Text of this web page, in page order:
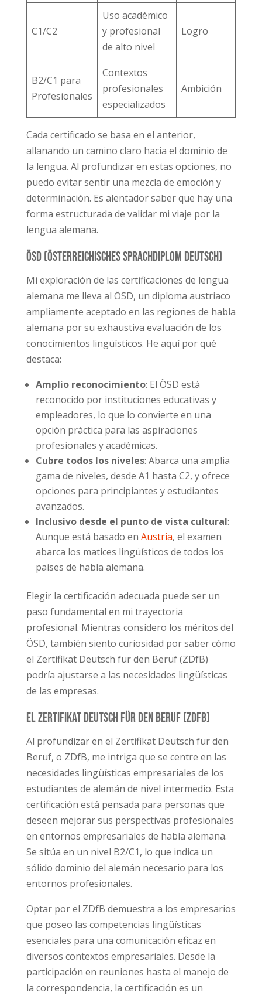
C1/C2
Uso académico
y profesional
de alto nivel
Logro
B2/C1 para
Profesionales
Contextos
profesionales
especializados
Ambición
Cada certificado se basa en el anterior,
allanando un camino claro hacia el dominio de
la lengua. Al profundizar en estas opciones, no
puedo evitar sentir una mezcla de emoción y
determinación. Es alentador saber que hay una
forma estructurada de validar mi viaje por la
lengua alemana.
ÖSD (Österreichisches Sprachdiplom Deutsch)
Mi exploración de las certificaciones de lengua
alemana me lleva al ÖSD, un diploma austriaco
ampliamente aceptado en las regiones de habla
alemana por su exhaustiva evaluación de los
conocimientos lingüísticos. He aquí por qué
destaca:
Amplio reconocimiento: El ÖSD está
reconocido por instituciones educativas y
empleadores, lo que lo convierte en una
opción práctica para las aspiraciones
profesionales y académicas.
Cubre todos los niveles: Abarca una amplia
gama de niveles, desde A1 hasta C2, y ofrece
opciones para principiantes y estudiantes
avanzados.
Inclusivo desde el punto de vista cultural:
Aunque está basado en Austria, el examen
abarca los matices lingüísticos de todos los
países de habla alemana.
Elegir la certificación adecuada puede ser un
paso fundamental en mi trayectoria
profesional. Mientras considero los méritos del
ÖSD, también siento curiosidad por saber cómo
el Zertifikat Deutsch für den Beruf (ZDfB)
podría ajustarse a las necesidades lingüísticas
de las empresas.
El Zertifikat Deutsch für den Beruf (ZDfB)
Al profundizar en el Zertifikat Deutsch für den
Beruf, o ZDfB, me intriga que se centre en las
necesidades lingüísticas empresariales de los
estudiantes de alemán de nivel intermedio. Esta
certificación está pensada para personas que
deseen mejorar sus perspectivas profesionales
en entornos empresariales de habla alemana.
Se sitúa en un nivel B2/C1, lo que indica un
sólido dominio del alemán necesario para los
entornos profesionales.
Optar por el ZDfB demuestra a los empresarios
que poseo las competencias lingüísticas
esenciales para una comunicación eficaz en
diversos contextos empresariales. Desde la
participación en reuniones hasta el manejo de
la correspondencia, la certificación es un